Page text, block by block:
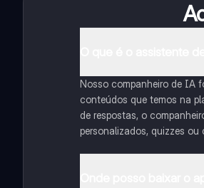
Nosso companheiro de IA
conteúdos que temos na
de respostas, o
personalizados, quizzes